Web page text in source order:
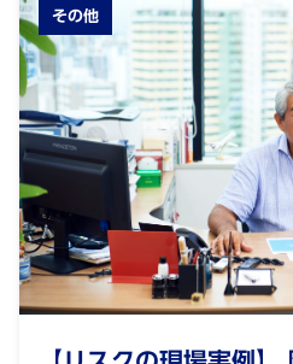
その他